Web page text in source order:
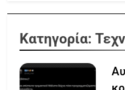
Κατηγορία: